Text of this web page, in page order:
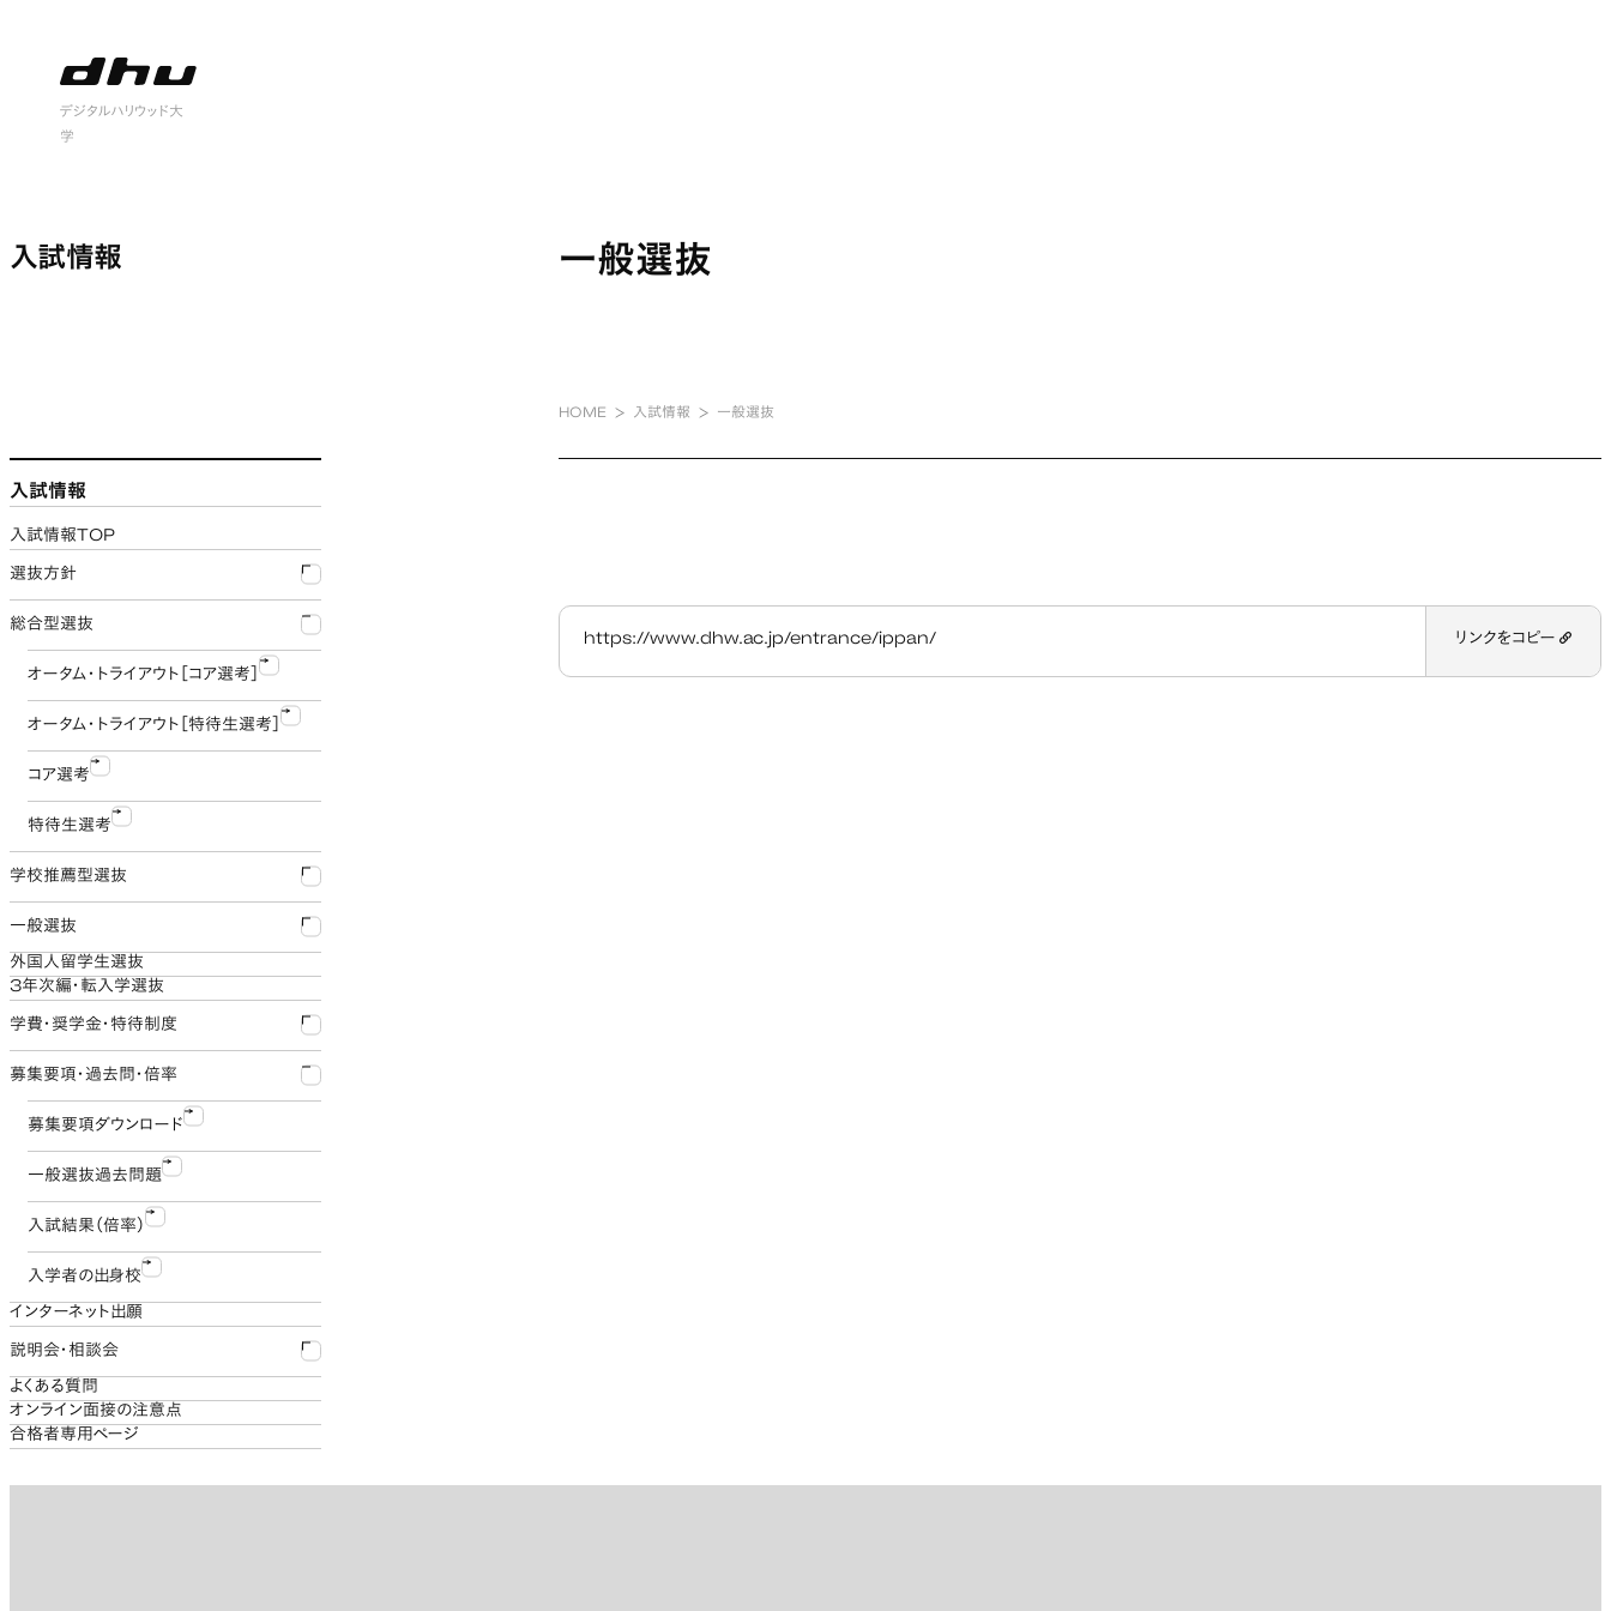
デジタルハリウッド大
学
入試情報 一般選抜
HOME 入試情報 一般選抜
https://www.dhw.ac.jp/entrance/ippan/ リンクをコピー
入試情報
入試情報TOP
選抜方針
アドミッション・ポリシー
大学入学資格
総合型選抜
オータム・トライアウト［コア選考］
オータム・トライアウト［特待生選考］
コア選考
特待生選考
学校推薦型選抜
公募制【異能発掘】
指定校制
一般選抜
A方式
B方式
大学入学共通テスト利用方式
外国人留学生選抜
3年次編・転入学選抜
学費・奨学金・特待制度
学費および入学諸費用
奨学金制度
特待生制度
スカラシップ制度
私費外国人留学生減免制度
募集要項・過去問・倍率
募集要項ダウンロード
一般選抜過去問題
入試結果（倍率）
入学者の出身校
インターネット出願
説明会・相談会
入試説明会
オンライン個別相談会
よくある質問
オンライン面接の注意点
合格者専用ページ